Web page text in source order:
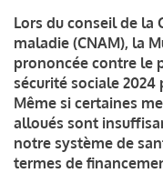
Lors du conseil de la
maladie (CNAM), la
prononcée contre le
sécurité sociale
Même si certaines
alloués sont
notre système de
termes de